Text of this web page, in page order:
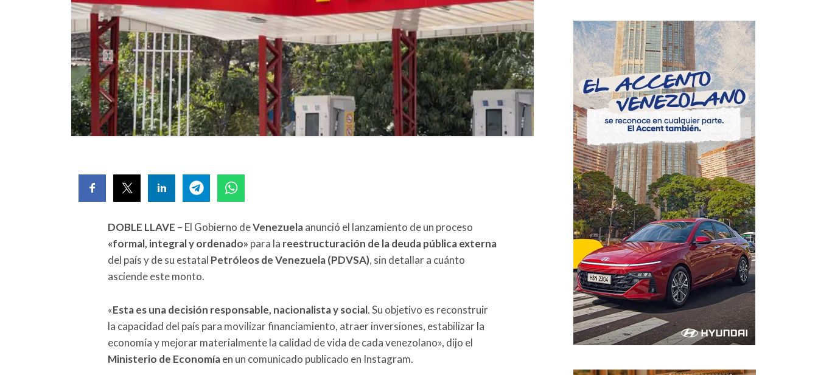
DOBLE LLAVE – El Gobierno deVenezuelaanunció el lanzamiento de un proceso
«formal, integral y ordenado» para la reestructuración de la deuda pública externa
del país y de su estatal Petróleos de Venezuela (PDVSA), sin detallar a cuánto
asciende este monto.
«Esta es una decisión responsable, nacionalista y social. Su objetivo es reconstruir
la capacidad del país para movilizar financiamiento, atraer inversiones, estabilizar la
economía y mejorar materialmente la calidad de vida de cada venezolano», dijo el
Ministerio de Economíaen un comunicado publicado en Instagram.